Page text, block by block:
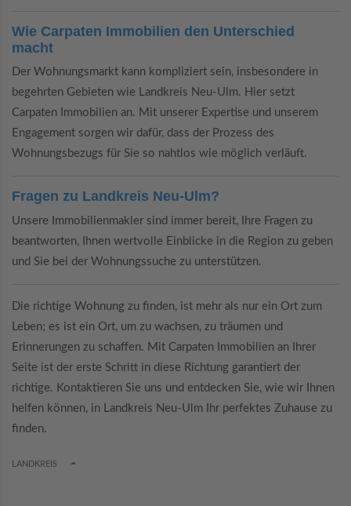
Wie Carpaten Immobilien den Unterschied
macht
Der Wohnungsmarkt kann kompliziert sein, insbesondere in
begehrten Gebieten wie Landkreis Neu-Ulm. Hier setzt
Carpaten Immobilien an. Mit unserer Expertise und unserem
Engagement sorgen wir dafür, dass der Prozess des
Wohnungsbezugs für Sie so nahtlos wie möglich verläuft.
Fragen zu Landkreis Neu-Ulm?
Unsere Immobilienmakler sind immer bereit, Ihre Fragen zu
beantworten, Ihnen wertvolle Einblicke in die Region zu geben
und Sie bei der Wohnungssuche zu unterstützen.
Die richtige Wohnung zu finden, ist mehr als nur ein Ort zum
Leben; es ist ein Ort, um zu wachsen, zu träumen und
Erinnerungen zu schaffen. Mit Carpaten Immobilien an Ihrer
Seite ist der erste Schritt in diese Richtung garantiert der
richtige. Kontaktieren Sie uns und entdecken Sie, wie wir Ihnen
helfen können, in Landkreis Neu-Ulm Ihr perfektes Zuhause zu
finden.
LANDKREIS TOGGLE DROPDOWN